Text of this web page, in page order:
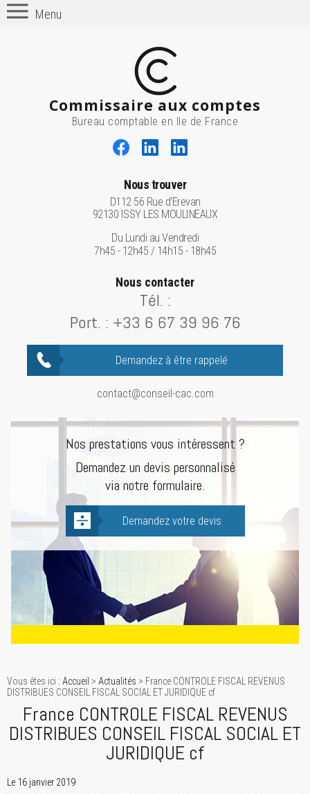
Menu
Commissaire aux comptes
Bureau comptable en Ile de France
Nous trouver
D112 56 Rue d'Erevan
92130 ISSY LES MOULINEAUX
Du Lundi au Vendredi
7h45 - 12h45 / 14h15 - 18h45
Nous contacter
Tél. :
Port. : +33 6 67 39 96 76
Demandez à être rappelé
contact@conseil-cac.com
Nos prestations vous intéressent ?
Demandez un devis personnalisé
via notre formulaire.
Demandez votre devis
Vous êtes ici : Accueil > Actualités > France CONTROLE FISCAL REVENUS
DISTRIBUES CONSEIL FISCAL SOCIAL ET JURIDIQUE cf
France CONTROLE FISCAL REVENUS
DISTRIBUES CONSEIL FISCAL SOCIAL ET
JURIDIQUE cf
Le 16 janvier 2019